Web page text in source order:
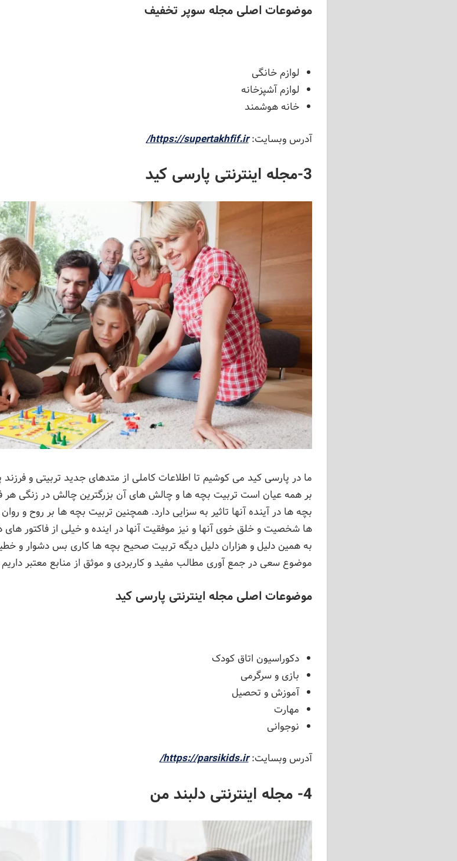
موضوعات اصلی مجله سوپر تخفیف
لوازم خانگی
لوازم آشپزخانه
خانه هوشمند
آدرس وبسایت:https://supertakhfif.ir/
3-مجله اینترنتی پارسی کید
ما در پارسی کید می کوشیم تا اطلاعات کاملی از متدهای جدید تربیتی و
بر همه عیان است تربیت بچه ها و چالش های آن بزرگترین چالش در زنگی
بچه ها در آینده آنها تاثیر به سزایی دارد. همچنین تربیت بچه ها بر روح و
ها شخصیت و خلق خوی آنها و نیز موفقیت آنها در اینده و خیلی از فاکتور
به همین دلیل و هزاران دلیل دیگه تربیت صحیح بچه ها کاری بس دشوار و
موضوع سعی در جمع آوری مطالب مفید و کاربردی و موثق از منابع معتبر داریم
موضوعات اصلی مجله اینترنتی پارسی کید
دکوراسیون اتاق کودک
بازی و سرگرمی
آموزش و تحصیل
مهارت
نوجوانی
آدرس وبسایت:https://parsikids.ir/
4- مجله اینترنتی دلبند من